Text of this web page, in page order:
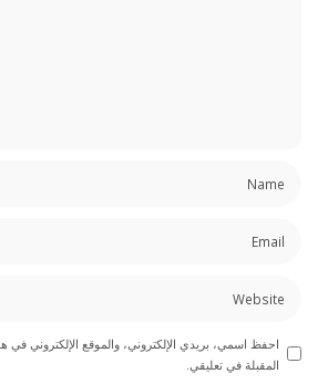
احفظ اسمي، بريدي الإلكتروني، والموقع الإلكتروني في
المقبلة في تعليقي.